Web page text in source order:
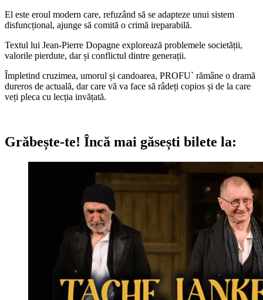
El este eroul modern care, refuzând să se adapteze unui sistem
disfuncțional, ajunge să comită o crimă ireparabilă.
Textul lui Jean-Pierre Dopagne explorează problemele societății,
valorile pierdute, dar și conflictul dintre generații.
Împletind cruzimea, umorul și candoarea, PROFU` rămâne o dramă
dureros de actuală, dar care vă va face să râdeți copios și de la care
veți pleca cu lecția invățată.
Grăbește-te! Încă mai găsești bilete la: